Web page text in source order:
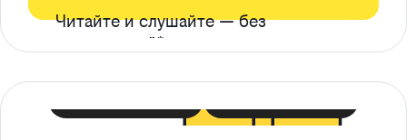
Читайте и слушайте — без
ограничений*